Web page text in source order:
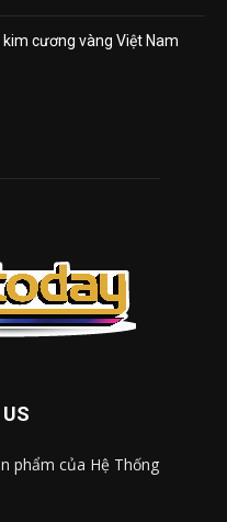
kim cương vàng Việt Nam
phẩm của Hệ Thống